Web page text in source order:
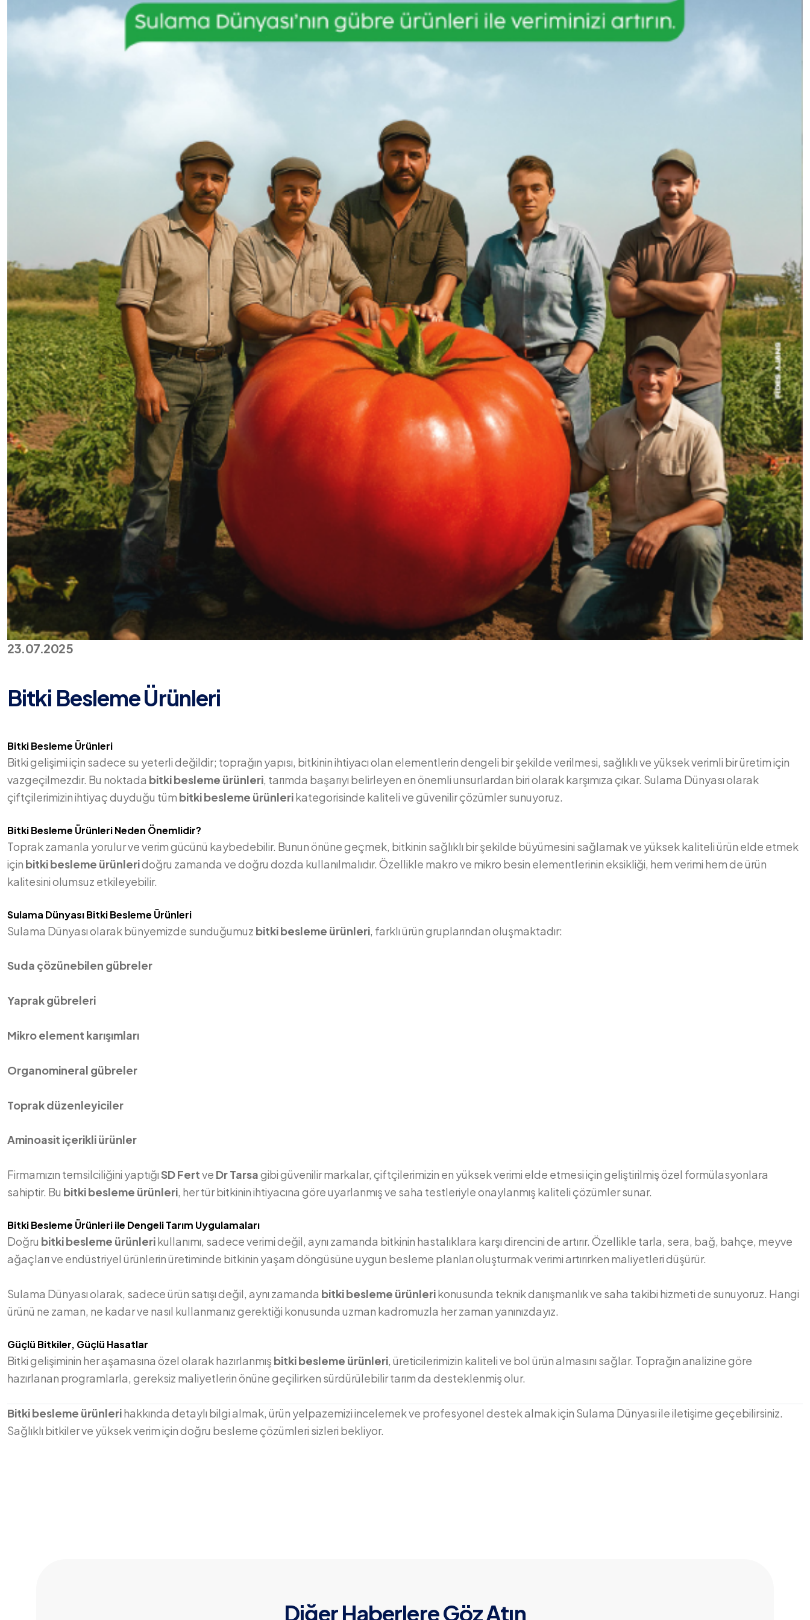
23.07.2025
Bitki Besleme Ürünleri
Bitki Besleme Ürünleri
Bitki gelişimi için sadece su yeterli değildir; toprağın yapısı, bitkinin ihtiyacı olan elementlerin dengeli bir şekilde verilmesi, sağlıklı ve yüksek verimli bir üretim için
vazgeçilmezdir. Bu noktada bitki besleme ürünleri, tarımda başarıyı belirleyen en önemli unsurlardan biri olarak karşımıza çıkar. Sulama Dünyası olarak
çiftçilerimizin ihtiyaç duyduğu tüm bitki besleme ürünlerikategorisinde kaliteli ve güvenilir çözümler sunuyoruz.
Bitki Besleme Ürünleri Neden Önemlidir?
Toprak zamanla yorulur ve verim gücünü kaybedebilir. Bunun önüne geçmek, bitkinin sağlıklı bir şekilde büyümesini sağlamak ve yüksek kaliteli ürün elde etmek
için bitki besleme ürünleridoğru zamanda ve doğru dozda kullanılmalıdır. Özellikle makro ve mikro besin elementlerinin eksikliği, hem verimi hem de ürün
kalitesini olumsuz etkileyebilir.
Sulama Dünyası Bitki Besleme Ürünleri
Sulama Dünyası olarak bünyemizde sunduğumuz bitki besleme ürünleri , farklı ürün gruplarından oluşmaktadır:
Suda çözünebilen gübreler
Yaprak gübreleri
Mikro element karışımları
Organomineral gübreler
Toprak düzenleyiciler
Aminoasit içerikli ürünler
Firmamızın temsilciliğini yaptığıSD Fertve Dr Tarsagibi güvenilir markalar, çiftçilerimizin en yüksek verimi elde etmesi için geliştirilmiş özel formülasyonlara
sahiptir. Bu bitki besleme ürünleri, her tür bitkinin ihtiyacına göre uyarlanmış ve saha testleriyle onaylanmış kaliteli çözümler sunar.
Bitki Besleme Ürünleri ile Dengeli Tarım Uygulamaları
Doğru bitki besleme ürünlerikullanımı, sadece verimi değil, aynı zamanda bitkinin hastalıklara karşı direncini de artırır. Özellikle tarla, sera, bağ, bahçe, meyve
ağaçları ve endüstriyel ürünlerin üretiminde bitkinin yaşam döngüsüne uygun besleme planları oluşturmak verimi artırırken maliyetleri düşürür.
Sulama Dünyası olarak, sadece ürün satışı değil, aynı zamanda bitki besleme ürünlerikonusunda teknik danışmanlık ve saha takibi hizmeti de sunuyoruz. Hangi
ürünü ne zaman, ne kadar ve nasıl kullanmanız gerektiği konusunda uzman kadromuzla her zaman yanınızdayız.
Güçlü Bitkiler, Güçlü Hasatlar
Bitki gelişiminin her aşamasına özel olarak hazırlanmış bitki besleme ürünleri , üreticilerimizin kaliteli ve bol ürün almasını sağlar. Toprağın analizine göre
hazırlanan programlarla, gereksiz maliyetlerin önüne geçilirken sürdürülebilir tarım da desteklenmiş olur.
Bitki besleme ürünlerihakkında detaylı bilgi almak, ürün yelpazemizi incelemek ve profesyonel destek almak için Sulama Dünyası ile iletişime geçebilirsiniz.
Sağlıklı bitkiler ve yüksek verim için doğru besleme çözümleri sizleri bekliyor.
Diğer Haberlere Göz Atın